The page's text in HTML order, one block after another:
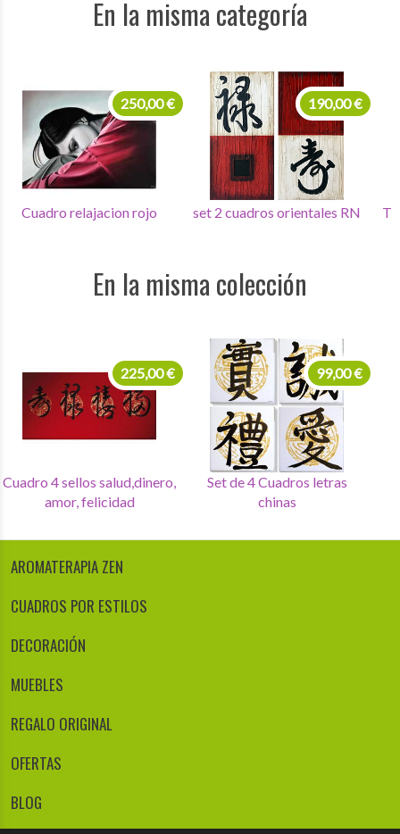
En la misma categoría
Cuadro relajacion rojo
250,00 €
set 2 cuadros orientales RN
190,00 €
En la misma colección
Cuadro 4 sellos salud,dinero,
amor, felicidad
225,00 €
Set de 4 Cuadros letras
chinas
99,00 €
AROMATERAPIA ZEN
CUADROS POR ESTILOS
DECORACIÓN
MUEBLES
REGALO ORIGINAL
OFERTAS
BLOG